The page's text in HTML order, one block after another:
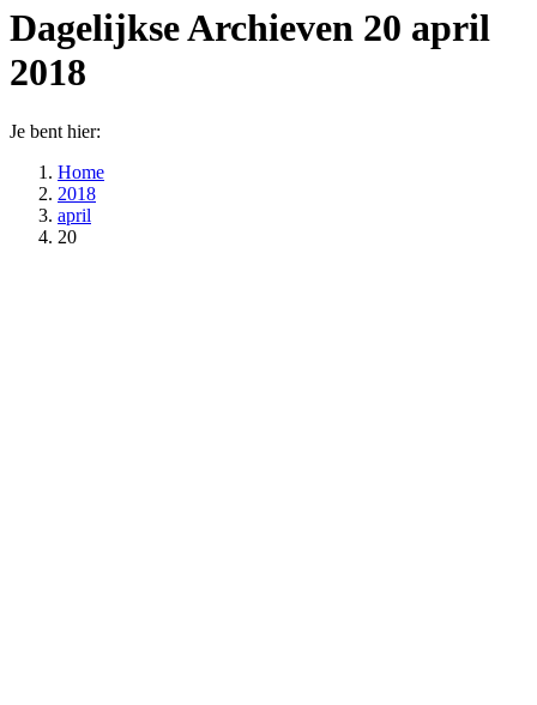
Dagelijkse Archieven 20 april
2018
Je bent hier:
Home
2018
april
20